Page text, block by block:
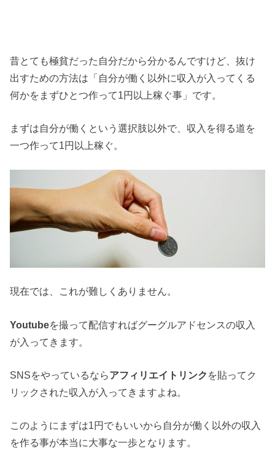
昔とても極貧だった自分だから分かるんですけど、抜け
出すための方法は「自分が働く以外に収入が入ってくる
何かをまずひとつ作って1円以上稼ぐ事」です。
まずは自分が働くという選択肢以外で、収入を得る道を
一つ作って1円以上稼ぐ。
現在では、これが難しくありません。
Youtubeを撮って配信すればグーグルアドセンスの収入
が入ってきます。
SNSをやっているならアフィリエイトリンク を貼ってク
リックされた収入が入ってきますよね。
このようにまずは1円でもいいから自分が働く以外の収入
を作る事が本当に大事な一歩となります。